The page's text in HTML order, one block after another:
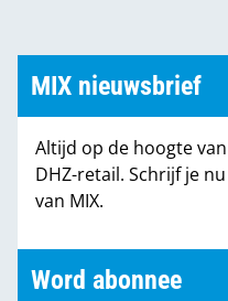
MIX nieuwsbrief
Altijd op de hoogte
DHZ-retail. Schrijf je
van MIX.
Word abonnee